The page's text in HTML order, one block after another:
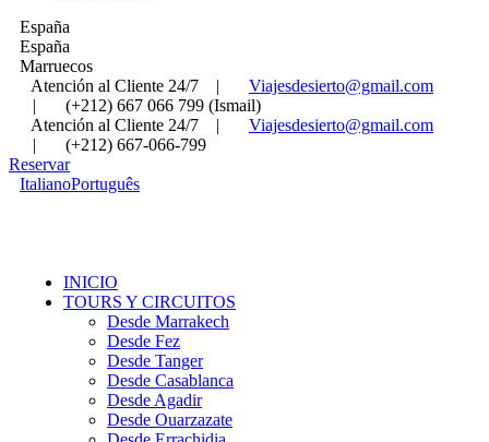
España
España
Marruecos
Atención al Cliente 24/7
|
Viajesdesierto@gmail.com
|
(+212) 667 066 799 (Ismail)
Atención al Cliente 24/7
|
Viajesdesierto@gmail.com
|
(+212) 667-066-799
Reservar
ItalianoPortuguês
INICIO
TOURS Y CIRCUITOS
Desde Marrakech
Desde Fez
Desde Tanger
Desde Casablanca
Desde Agadir
Desde Ouarzazate